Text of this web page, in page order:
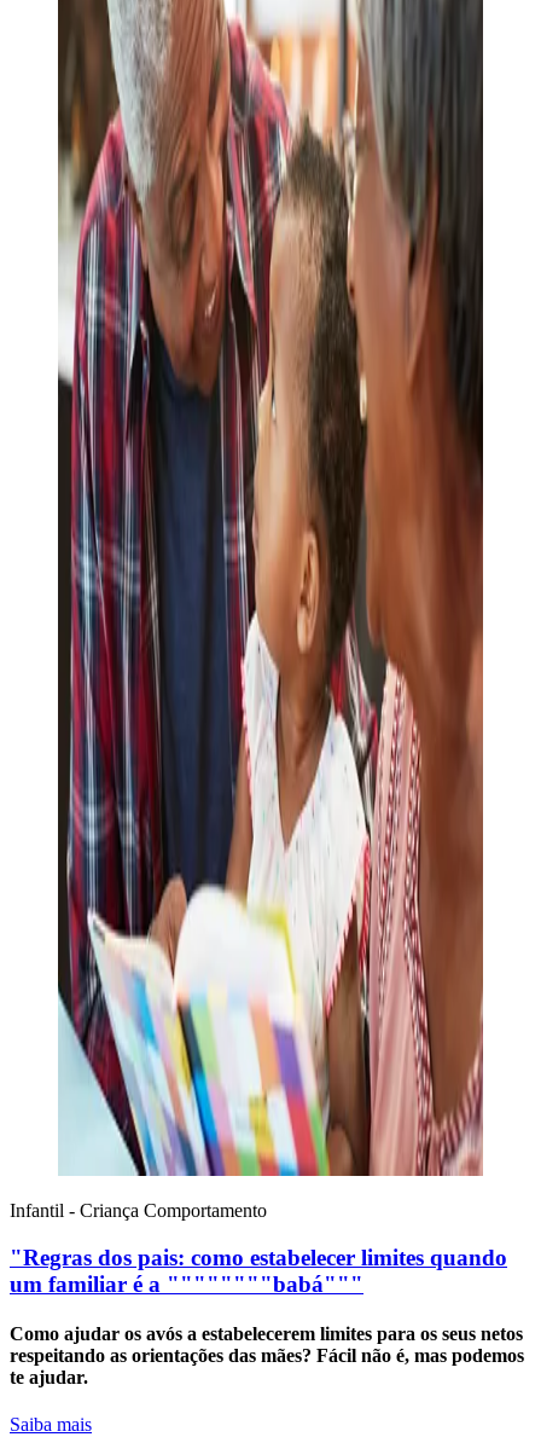
Infantil - Criança Comportamento
"Regras dos pais: como estabelecer limites quando
um familiar é a """"""""babá"""
Como ajudar os avós a estabelecerem limites para os seus netos
respeitando as orientações das mães? Fácil não é, mas podemos
te ajudar.
Saiba mais